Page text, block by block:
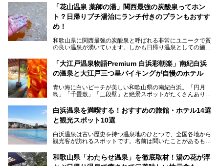
泉。日本一長いエスカレーターで「本館」と「山上館」を結
び、海を一望する絶景も。
6ヵ所のお風呂のうち5ヵ所までは日帰り入浴も可。可愛ら
しいカメさんの形の送迎船「浦島丸」に乗っていざ、温泉の
湧く竜宮城へ！
───
提供元：那智勝浦町【PR】
この記事は那智勝浦町のPR記事です。
「花山温泉 薬師の湯」関西最強の炭酸泉ってホン
ト？日帰りプチ湯治にランチ付きのプランもおすす
め！
和歌山県に関西最強の炭酸泉と呼ばれる非常にユニークで質
の良い温泉が湧いています。しかも日帰り温泉としての施設
薬師の湯」。朝一番のお風呂にはパリパリシャリシャリと膜
が張って、それを砕きながら入浴できるとか！
ンチに人気のお食事処メニューも紹介しちゃいます！
「大江戸温泉物語Premium 白浜彩朝楽」南紀白浜
の温泉と大江戸三つ星バイキングが自慢のホテル
青い海に白いビーチが美しい和歌山県の南紀白浜。「円月
島」「千畳敷」「三段壁」と絶景スポットがたくさんありま
場する歴史の古さから日本三古湯の一つにも。
そんな「南紀白浜温泉」の「大江戸温泉物語Premium 白浜
グ」がスタートしました。温泉＆バイキング＆レジャースポ
ットとしてのこのホテルの魅力をたっぷり体験してきたので
───
白浜温泉を満喫する！おすすめの旅館・ホテル14選
と観光スポット10選
白浜温泉は古い歴史を持つ温泉地のひとつで、全国各地から
観光客が訪れるスポットです。名前は聞いたことがあるもの
か、実は知らない方も多いのではないでしょうか。
和歌山県「わたらせ温泉」を徹底取材！湯の花が浮